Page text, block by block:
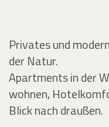
Privates und
der Natur.
Apartments in der
wohnen,
Blick nach draußen.